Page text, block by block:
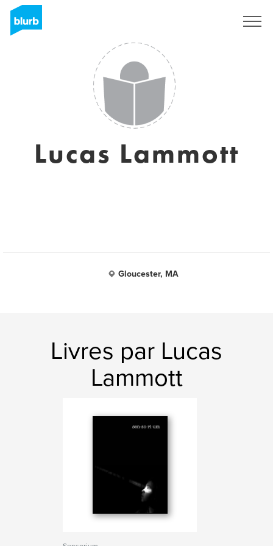
Lucas Lammott
Gloucester, MA
Livres par Lucas
Lammott